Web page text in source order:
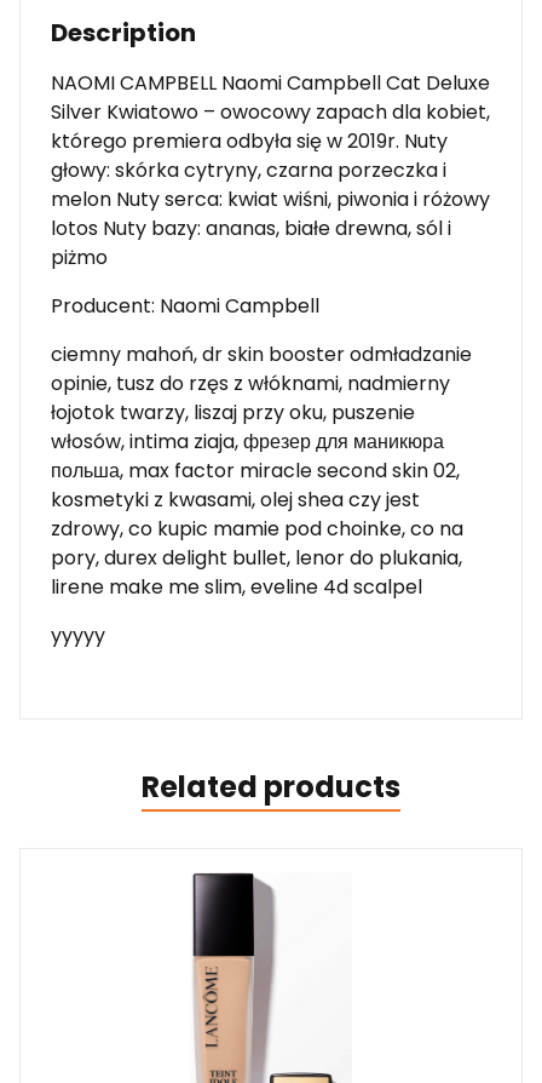
Description
NAOMI CAMPBELL Naomi Campbell Cat Deluxe
Silver Kwiatowo – owocowy zapach dla kobiet,
którego premiera odbyła się w 2019r. Nuty
głowy: skórka cytryny, czarna porzeczka i
melon Nuty serca: kwiat wiśni, piwonia i różowy
lotos Nuty bazy: ananas, białe drewna, sól i
piżmo
Producent: Naomi Campbell
ciemny mahoń, dr skin booster odmładzanie
opinie, tusz do rzęs z włóknami, nadmierny
łojotok twarzy, liszaj przy oku, puszenie
włosów, intima ziaja, фрезер для маникюра
польша, max factor miracle second skin 02,
kosmetyki z kwasami, olej shea czy jest
zdrowy, co kupic mamie pod choinke, co na
pory, durex delight bullet, lenor do plukania,
lirene make me slim, eveline 4d scalpel
yyyyy
Related products